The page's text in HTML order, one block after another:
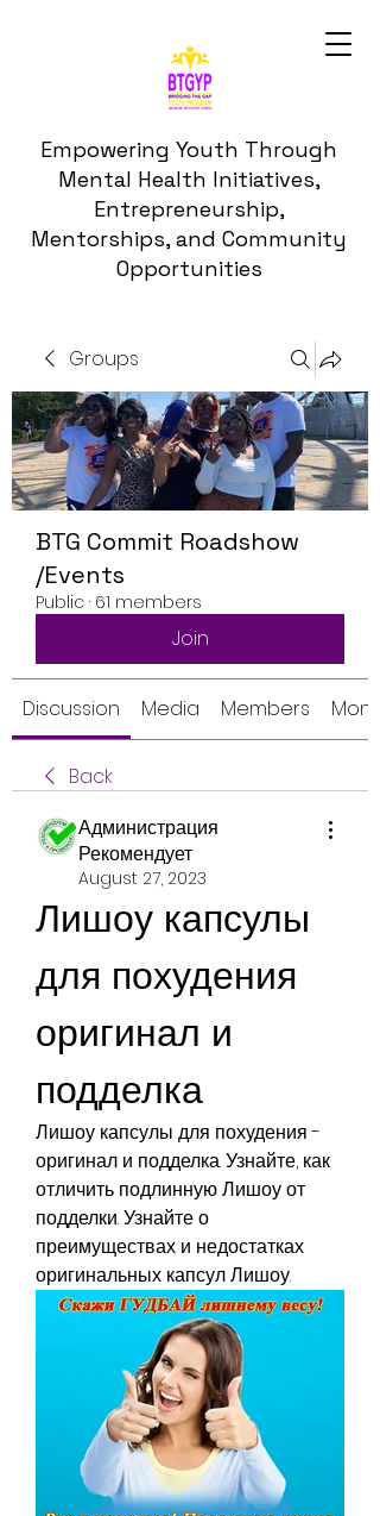
Empowering Youth Through
Mental Health Initiatives,
Entrepreneurship,
Mentorships, and Community
Opportunities
Groups
BTG Commit Roadshow
/Events
Public · 61 members
Join
Discussion Media Members
Back
Администрация
Рекомендует
August 27, 2023
Лишоу капсулы
для похудения
оригинал и
подделка
Лишоу капсулы для похудения -
оригинал и подделка. Узнайте, как
отличить подлинную Лишоу от
подделки. Узнайте о
преимуществах и недостатках
оригинальных капсул Лишоу.